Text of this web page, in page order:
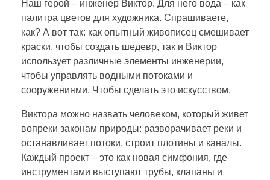
Наш герой – инженер Виктор. Для него вода – как
палитра цветов для художника. Спрашиваете,
как? А вот так: как опытный живописец смешивает
краски, чтобы создать шедевр, так и Виктор
использует различные элементы инженерии,
чтобы управлять водными потоками и
сооружениями. Чтобы сделать это искусством.
Виктора можно назвать человеком, который живет
вопреки законам природы: разворачивает реки и
останавливает потоки, строит плотины и каналы.
Каждый проект – это как новая симфония, где
инструментами выступают трубы, клапаны и